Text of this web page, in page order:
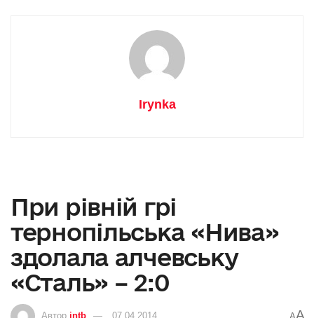
Irynka
При рівній грі
тернопільська «Нива»
здолала алчевську
«Сталь» – 2:0
Автор intb 07.04.2014 A